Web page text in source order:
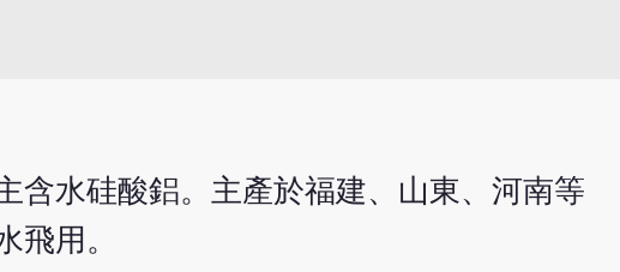
含水硅酸鋁。主產於福建、山東、河南等
飛用。